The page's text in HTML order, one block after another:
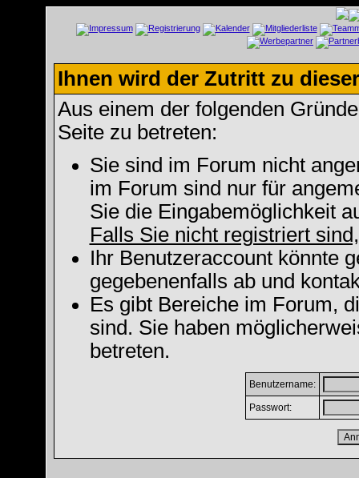
Ihnen wird der Zutritt zu
Aus einem der folgenden
Seite zu betreten:
Sie sind im Forum nicht
im Forum sind nur für
Sie die Eingabemöglichkeit
Falls Sie nicht registriert
Ihr Benutzeraccount könnte
gegebenenfalls ab und
Es gibt Bereiche im Forum,
sind. Sie haben
betreten.
Benutzername:
Passwort: